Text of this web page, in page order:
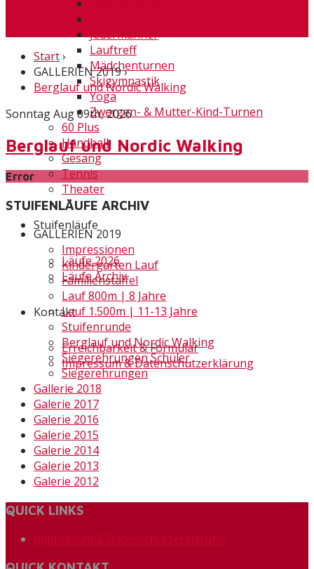
Jedermänner
Lauftreff
Mädchenturnen
Skigymnastik
Yoga
Zwergen- & Mutter-Kind-Turnen
60 Plus
Handball
Gesang
Tennis
Theater
Stuifenläufe
Läufe 2026
Läufe Archiv
Kontakt
Erreichbarkeit & Formular
Impressum & Datenschutzerklärung
Start›
GALLERIEN 2019›
Berglauf und Nordic Walking
Sonntag Aug 09th, 2026
Berglauf und Nordic Walking
Error
STUIFENLÄUFE ARCHIV
GALLERIEN 2019
Impressionen
Kindergarten Lauf
Familienstaffel
Lauf 800m | 8 Jahre
Lauf 1.500m | 11-13 Jahre
Stuifenrunde
Berglauf und Nordic Walking
Siegerehrungen Schüler
Siegerehrungen
Gallerie 2018
Galerie 2017
Galerie 2016
Galerie 2015
Galerie 2014
Galerie 2013
Galerie 2012
QUICK LINKS
Impressum & Datenschutzerklärung